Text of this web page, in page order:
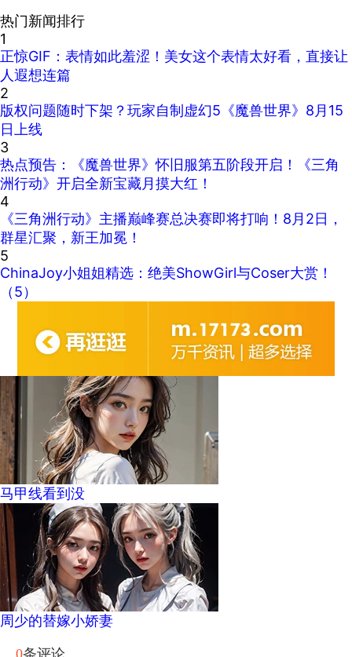
热门新闻排行
1
正惊GIF：表情如此羞涩！美女这个表情太好看，直接让
人遐想连篇
2
版权问题随时下架？玩家自制虚幻5《魔兽世界》8月15
日上线
3
热点预告：《魔兽世界》怀旧服第五阶段开启！《三角
洲行动》开启全新宝藏月摸大红！
4
《三角洲行动》主播巅峰赛总决赛即将打响！8月2日，
群星汇聚，新王加冕！
5
ChinaJoy小姐姐精选：绝美ShowGirl与Coser大赏！
（5）
马甲线看到没
周少的替嫁小娇妻